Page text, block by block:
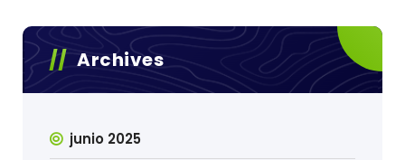
Archives
junio 2025